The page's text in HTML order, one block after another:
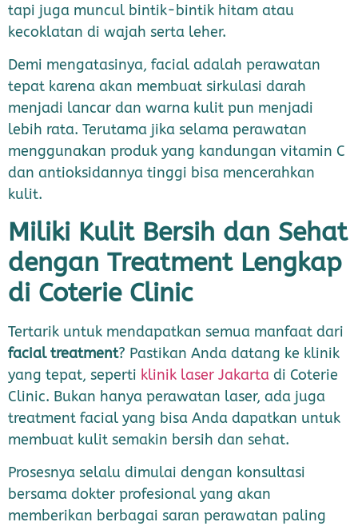
tapi juga muncul bintik-bintik hitam atau
kecoklatan di wajah serta leher.
Demi mengatasinya, facial adalah perawatan
tepat karena akan membuat sirkulasi darah
menjadi lancar dan warna kulit pun menjadi
lebih rata. Terutama jika selama perawatan
menggunakan produk yang kandungan vitamin C
dan antioksidannya tinggi bisa mencerahkan
kulit.
Miliki Kulit Bersih dan Sehat
dengan Treatment Lengkap
di Coterie Clinic
Tertarik untuk mendapatkan semua manfaat dari
facial treatment? Pastikan Anda datang ke klinik
yang tepat, seperti klinik laser Jakarta di Coterie
Clinic. Bukan hanya perawatan laser, ada juga
treatment facial yang bisa Anda dapatkan untuk
membuat kulit semakin bersih dan sehat.
Prosesnya selalu dimulai dengan konsultasi
bersama dokter profesional yang akan
memberikan berbagai saran perawatan paling